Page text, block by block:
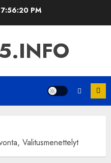
7:56:21 PM
Valitusmenettelyt